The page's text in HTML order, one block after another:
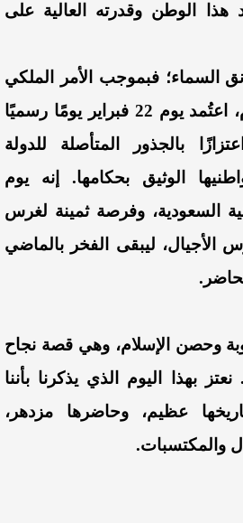
الوطن وقدرته العالية على
السماء؛ فبموجب الأمر الملكي
الصادر في عام 2022م، اعتُمد يوم 22 فبراير يومًا رسميًا
بالجذور المتأصلة للدولة
الوثيق بحكامها. إنه يوم
السعودية، وفرصة ثمينة لغرس
الأجيال، ليبقى الفخر بالماضي
وحصن الإسلام، وهي قصة نجاح
نعتز بهذا اليوم الذي يذكرنا بأننا
عظيم، وحاضرها مزدهر،
والمكتسبات.